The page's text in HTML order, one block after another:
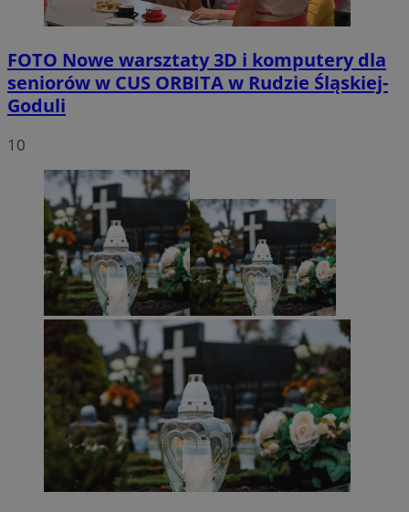
FOTO Nowe warsztaty 3D i komputery dla
seniorów w CUS ORBITA w Rudzie Śląskiej-
Goduli
10